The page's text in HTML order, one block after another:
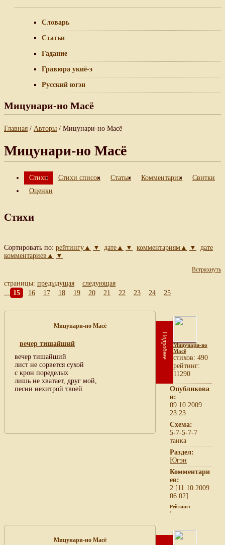
Словарь
Статьи
Гадание
Гравюра укиё-э
Русский югэн
Мицунари-но Масё
Главная / Авторы / Мицунари-но Масё
Мицунари-но Масё
Стихи Стихи список Статьи Комментарии
Свитки
Оценки
Стихи
Сортировать по: рейтингу▲ ▼ дате▲ ▼ комментариям▲ ▼
дате
комментариев▲
▼
Встряхнуть
страницы: предыдущая
следующая
15 16 17 18 19 20 21 22 23 24 25
Мицунари-но Масё
вечер тишайший
вечер тишайший
лист не сорвется сухой
с крон поределых
лишь не хватает, друг мой,
песни нехитрой твоей
Подробнее
Мицунари-но
Масё
cтихов: 490
рейтинг:
11290
Опубликова
н:
09.10.2009
23:23
Схема:
5-7-5-7-7
танка
Раздел:
Югэн
Комментари
ев:
2 [11.10.2009
06:02]
Рейтинг:
/
Мицунари-но Масё